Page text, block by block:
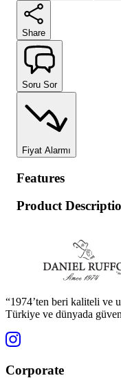
Share
Soru Sor
Fiyat Alarmı
Features
Product
“1974’ten beri kaliteli ve
Türkiye ve dünyada
Corporate